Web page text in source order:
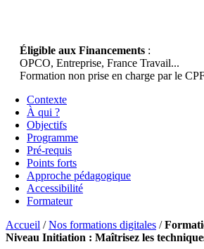
Éligible aux Financements :
OPCO, Entreprise, France Travail...
Formation non prise en charge par le
Contexte
À qui ?
Objectifs
Programme
Pré-requis
Points forts
Approche pédagogique
Accessibilité
Formateur
Accueil /Nos formations digitales /
Niveau Initiation : Maîtrisez les